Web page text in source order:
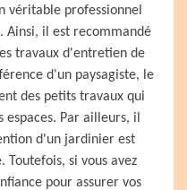
véritable professionnel
Ainsi, il est recommandé
travaux d'entretien de
d'un paysagiste, le
des petits travaux qui
Par ailleurs, il
d'un jardinier est
Toutefois, si vous avez
pour assurer vos